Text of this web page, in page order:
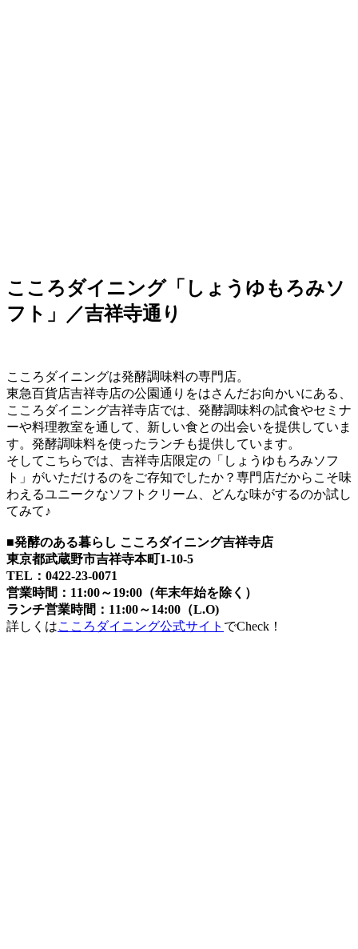
こころダイニング「しょうゆもろみソ
フト」／吉祥寺通り
こころダイニングは発酵調味料の専門店。
東急百貨店吉祥寺店の公園通りをはさんだお向かいにある、
こころダイニング吉祥寺店では、発酵調味料の試食やセミナ
ーや料理教室を通して、新しい食との出会いを提供していま
す。発酵調味料を使ったランチも提供しています。
そしてこちらでは、吉祥寺店限定の「しょうゆもろみソフ
ト」がいただけるのをご存知でしたか？専門店だからこそ味
わえるユニークなソフトクリーム、どんな味がするのか試し
てみて♪
■発酵のある暮らし こころダイニング吉祥寺店
東京都武蔵野市吉祥寺本町1-10-5
TEL：0422-23-0071
営業時間：11:00～19:00（年末年始を除く）
ランチ営業時間：11:00～14:00（L.O)
詳しくはこころダイニング公式サイト でCheck！